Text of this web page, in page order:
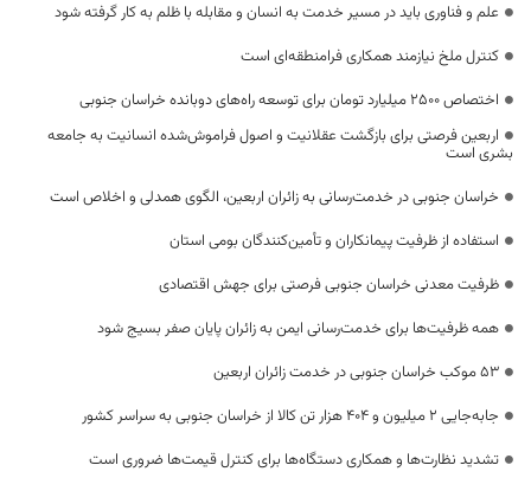
علم و فناوری باید در مسیر خدمت به انسان و مقابله با ظلم به کار گرفته شود
کنترل ملخ نیازمند همکاری فرامنطقه‌ای است
اختصاص 2500 میلیارد تومان برای توسعه راه‌های دوبانده خراسان جنوبی
اربعین فرصتی برای بازگشت عقلانیت و اصول فراموش‌شده انسانیت به جامعه
بشری است
خراسان جنوبی در خدمت‌رسانی به زائران اربعین، الگوی همدلی و اخلاص است
استفاده از ظرفیت پیمانکاران و تأمین‌کنندگان بومی استان
ظرفیت معدنی خراسان جنوبی فرصتی برای جهش اقتصادی
همه ظرفیت‌ها برای خدمت‌رسانی ایمن به زائران پایان صفر بسیج شود
53 موکب خراسان جنوبی در خدمت زائران اربعین
جابه‌جایی 2 میلیون و 404 هزار تن کالا از خراسان جنوبی به سراسر کشور
تشدید نظارت‌ها و همکاری دستگاه‌ها برای کنترل قیمت‌ها ضروری است